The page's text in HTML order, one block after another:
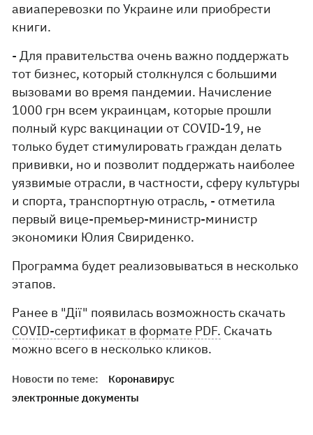
авиаперевозки по Украине или приобрести
книги.
- Для правительства очень важно поддержать
тот бизнес, который столкнулся с большими
вызовами во время пандемии. Начисление
1000 грн всем украинцам, которые прошли
полный курс вакцинации от COVID-19, не
только будет стимулировать граждан делать
прививки, но и позволит поддержать наиболее
уязвимые отрасли, в частности, сферу культуры
и спорта, транспортную отрасль, - отметила
первый вице-премьер-министр-министр
экономики Юлия Свириденко.
Программа будет реализовываться в несколько
этапов.
Ранее в "Дії" появилась возможность скачать
COVID-сертификат в формате PDF. Скачать
можно всего в несколько кликов.
Новости по теме:
Коронавирус
электронные документы